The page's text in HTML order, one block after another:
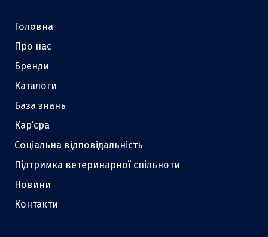
Головна
Про нас
Бренди
Каталоги
База знань
Кар’єра
Соціальна відповідальність
Підтримка ветеринарної спільноти
Новини
Контакти